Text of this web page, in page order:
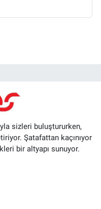
sizleri buluştururken,
Şatafattan kaçınıyor
bir altyapı sunuyor.